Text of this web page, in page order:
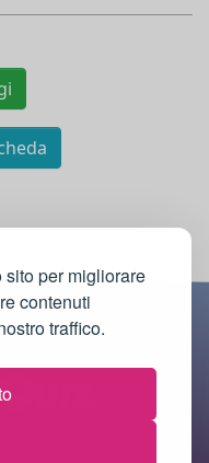
per migliorare
contenuti
traffico.